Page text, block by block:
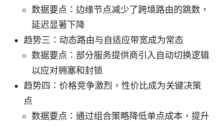
数据要点：边缘节点减少了跨境路由的跳数，
延迟显著下降
趋势三：动态路由与自适应带宽成为常态
数据要点：部分服务提供商引入自动切换逻辑
以应对拥塞和封锁
趋势四：价格竞争激烈，性价比成为关键决策
点
数据要点：通过组合策略降低单点成本，提升